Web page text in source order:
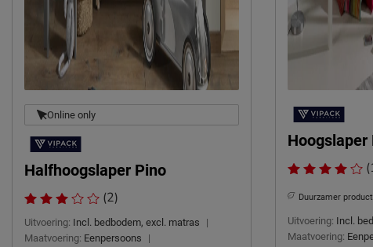
Online only
Halfhoogslaper Pino
(2)
Uitvoering: Incl. bedbodem, excl. matras
|
Maatvoering: Eenpersoons
|
Duurzamer product
Uitvoering: Incl.
Maatvoering: